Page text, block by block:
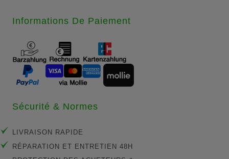
Informations De Paiement
Sécurité & Normes
LIVRAISON RAPIDE
RÉPARATION ET ENTRETIEN 48H